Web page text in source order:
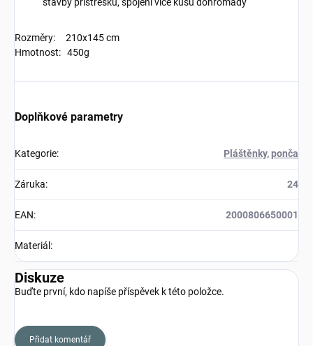
stavby přístřešku, spojení více kusů dohromady
Rozměry: 210x145 cm
Hmotnost: 450g
Doplňkové parametry
Kategorie: Pláštěnky, ponča
Záruka: 24
EAN: 2000806650001
Materiál :
Diskuze
Buďte první, kdo napíše příspěvek k této položce.
Přidat komentář